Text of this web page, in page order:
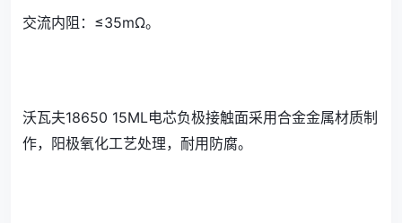
交流内阻：≤35mΩ。
沃瓦夫18650 15ML电芯负极接触面采用合金金属材质制
作，阳极氧化工艺处理，耐用防腐。